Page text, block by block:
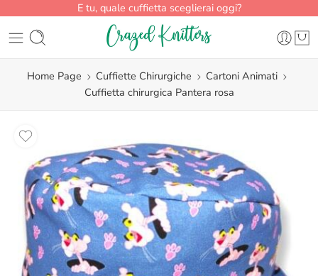
E tu, quale cuffietta sceglierai oggi?
Home Page Cuffiette Chirurgiche
Cartoni Animati
Cuffietta chirurgica Pantera rosa